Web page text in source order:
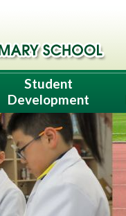
Student
Development